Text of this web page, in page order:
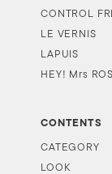
CONTROL
LE VERNIS
LAPUIS
HEY! Mrs
CONTENTS
CATEGORY
LOOK